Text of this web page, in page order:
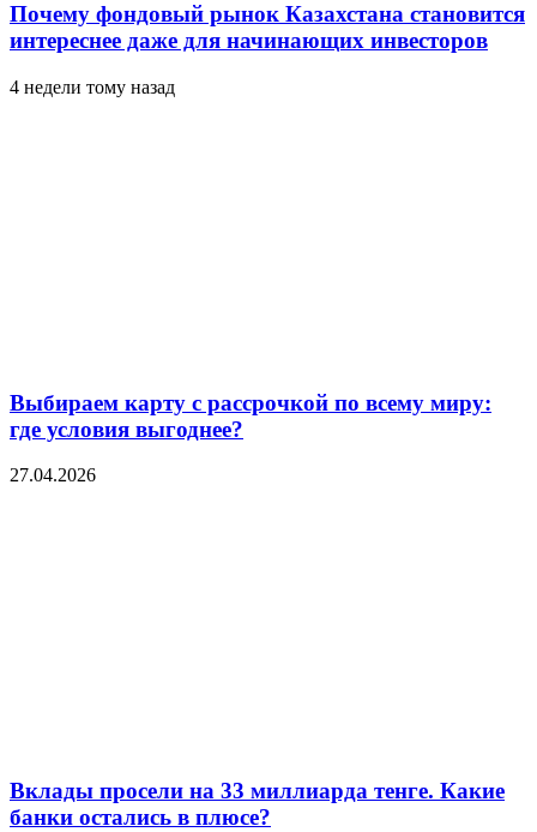
Почему фондовый рынок Казахстана становится
интереснее даже для начинающих инвесторов
4 недели тому назад
Выбираем карту с рассрочкой по всему миру:
где условия выгоднее?
27.04.2026
Вклады просели на 33 миллиарда тенге. Какие
банки остались в плюсе?